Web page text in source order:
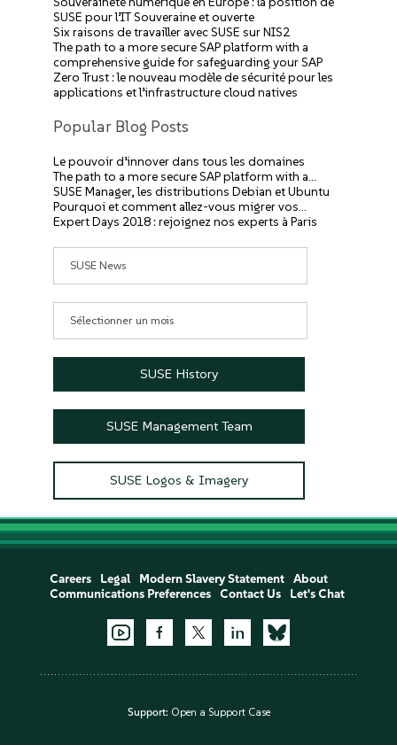
SUSE pour l’IT Souveraine et ouverte
Six raisons de travailler avec SUSE sur NIS2
The path to a more secure SAP platform with a
comprehensive guide for safeguarding your SAP
Zero Trust : le nouveau modèle de sécurité pour les
applications et l’infrastructure cloud natives
Popular Blog Posts
Le pouvoir d’innover dans tous les domaines
The path to a more secure SAP platform with a…
SUSE Manager, les distributions Debian et Ubuntu
Pourquoi et comment allez-vous migrer vos…
Expert Days 2018 : rejoignez nos experts à Paris
SUSE History
SUSE Management Team
SUSE Logos & Imagery
Careers Legal Modern Slavery Statement
About
Communications Preferences
Contact Us Let's Chat
Support: Open a Support Case